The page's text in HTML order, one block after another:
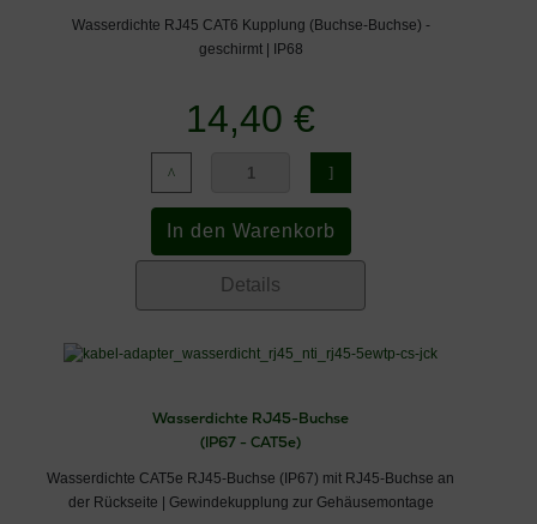
Wasserdichte RJ45 CAT6 Kupplung (Buchse-Buchse) -
geschirmt | IP68
14,40 €
Details
Wasserdichte RJ45-Buchse
(IP67 - CAT5e)
Wasserdichte CAT5e RJ45-Buchse (IP67) mit RJ45-Buchse an
der Rückseite | Gewindekupplung zur Gehäusemontage